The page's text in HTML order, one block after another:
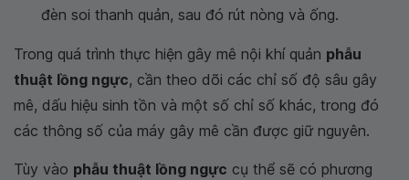
đèn soi thanh quản, sau đó rút nòng và ống.
Trong quá trình thực hiện gây mê nội khí quản phẫu
thuật lồng ngực, cần theo dõi các chỉ số độ sâu gây
mê, dấu hiệu sinh tồn và một số chỉ số khác, trong đó
các thông số của máy gây mê cần được giữ nguyên.
Tùy vào phẫu thuật lồng ngực cụ thể sẽ có phương